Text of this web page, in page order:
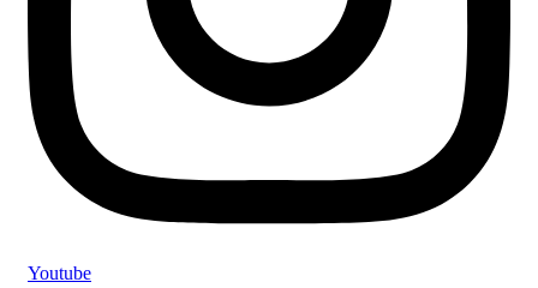
Youtube